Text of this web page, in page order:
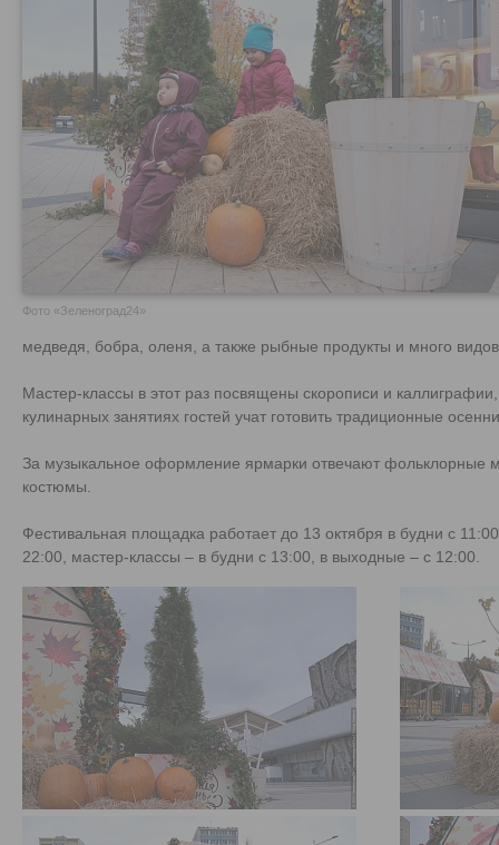
Фото «Зеленоград24»
медведя, бобра, оленя, а также рыбные продукты и много
Мастер-классы в этот раз посвящены скорописи и
кулинарных занятиях гостей учат готовить традиционные
За музыкальное оформление ярмарки отвечают фольклорные
костюмы.
Фестивальная площадка работает до 13 октября в будни с
22:00, мастер-классы – в будни с 13:00, в выходные – с 12:00.